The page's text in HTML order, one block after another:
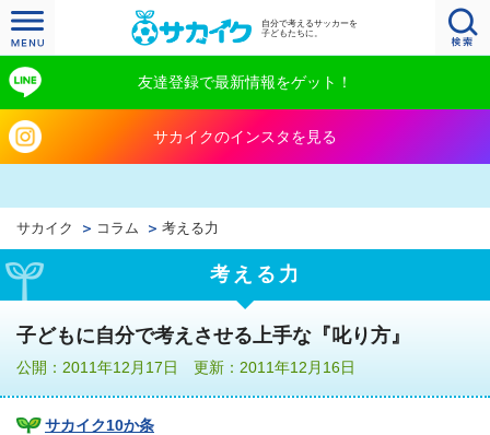
自分で考えるサッカーを
子どもたちに。
友達登録で最新情報をゲット！
サカイクのインスタを見る
サカイク コラム 考える力
考える力
子どもに自分で考えさせる上手な『叱り方』
公開：2011年12月17日 更新：2011年12月16日
サカイク10か条